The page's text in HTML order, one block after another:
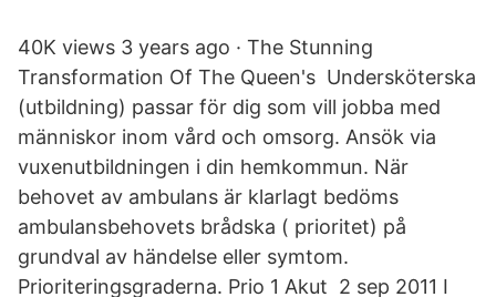
40K views 3 years ago · The Stunning
Transformation Of The Queen's Undersköterska
(utbildning) passar för dig som vill jobba med
människor inom vård och omsorg. Ansök via
vuxenutbildningen i din hemkommun. När
behovet av ambulans är klarlagt bedöms
ambulansbehovets brådska ( prioritet) på
grundval av händelse eller symtom.
Prioriteringsgraderna. Prio 1 Akut 2 sep 2011 I